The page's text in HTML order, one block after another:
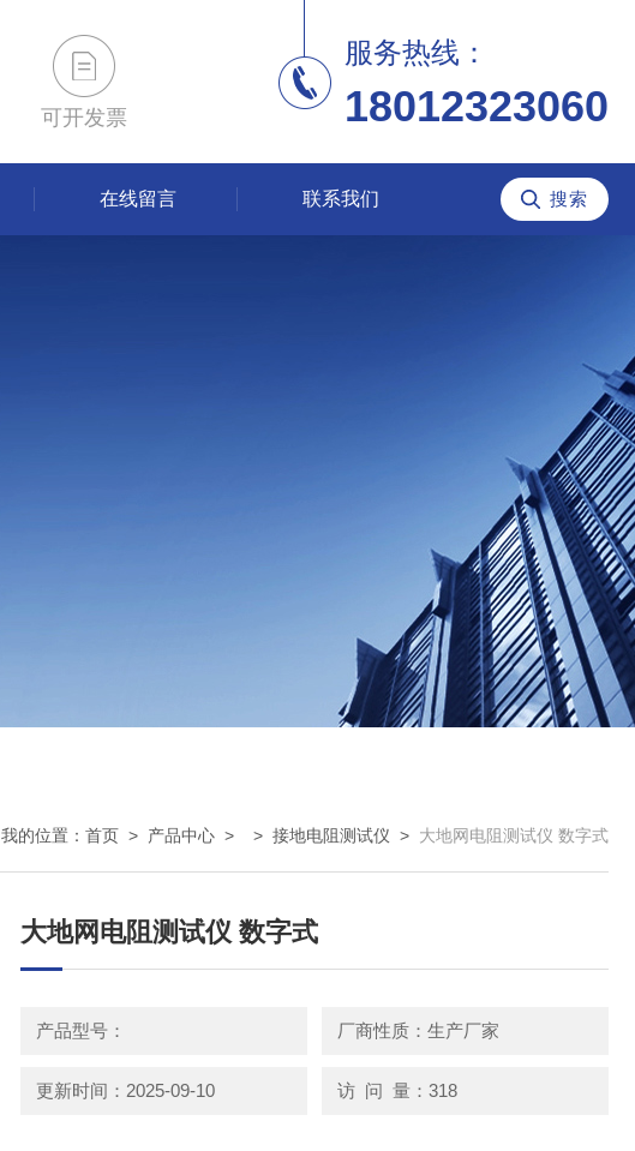
可开发票
服务热线：
18012323060
在线留言 联系我们
我的位置： 首页 > 产品中心 > > 接地电阻测试仪 > 大地网电阻测试仪 数字式
大地网电阻测试仪 数字式
产品型号： 厂商性质：生产厂家
更新时间：2025-09-10 访 问 量：318